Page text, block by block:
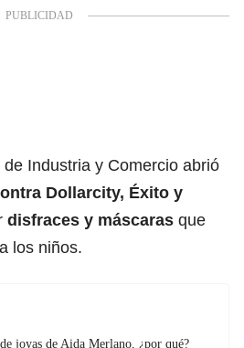
Industria y Comercio abrió
Dollarcity, Éxito y
disfraces y máscaras que
los niños.
joyas de Aida Merlano, ¿por qué?